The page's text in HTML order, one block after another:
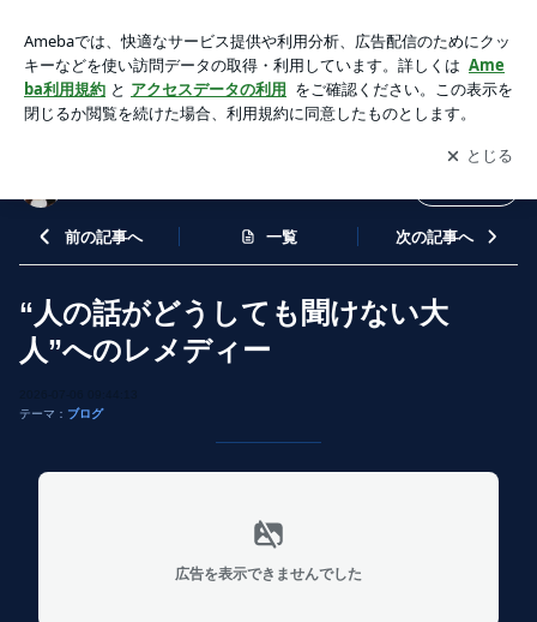
セリングサロンてんぐ」ブログ
アプリをダウンロードして ブログの更新通知
を受け取りまし
ょう。
開く
前の記事へ 一覧 次の記事へ
“人の話がどうしても聞けない大
人”へのレメディー
テーマ： ブログ
広告を表示できませんでした